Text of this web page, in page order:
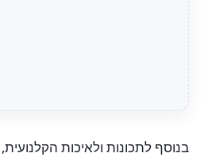
בנוסף לתכונות ולאיכות